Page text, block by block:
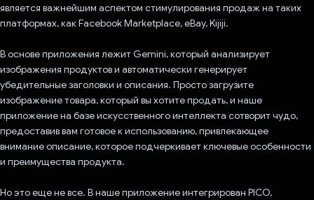
является важнейшим аспектом стимулирования продаж на таких
платформах, как Facebook Marketplace, eBay, Kijiji.
В основе приложения лежит Gemini, который анализирует
изображения продуктов и автоматически генерирует
убедительные заголовки и описания. Просто загрузите
изображение товара, который вы хотите продать, и наше
приложение на базе искусственного интеллекта сотворит чудо,
предоставив вам готовое к использованию, привлекающее
внимание описание, которое подчеркивает ключевые особенности
и преимущества продукта.
Но это еще не все. В наше приложение интегрирован PICO,